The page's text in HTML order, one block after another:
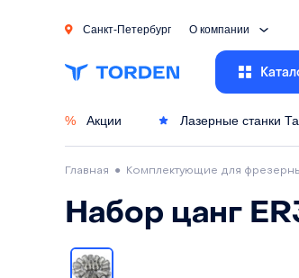
Санкт-Петербург О компании
% Акции Лазерные станки
Главная ● Комплектующие для
Набор цанг